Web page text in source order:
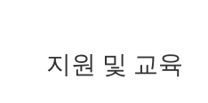
지원 및 교육